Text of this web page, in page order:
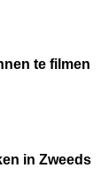
te filmen
in Zweeds